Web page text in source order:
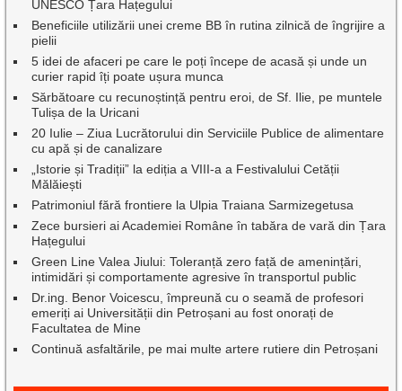
UNESCO Țara Hațegului
Beneficiile utilizării unei creme BB în rutina zilnică de îngrijire a
pielii
5 idei de afaceri pe care le poți începe de acasă și unde un
curier rapid îți poate ușura munca
Sărbătoare cu recunoștință pentru eroi, de Sf. Ilie, pe muntele
Tulișa de la Uricani
20 Iulie – Ziua Lucrătorului din Serviciile Publice de alimentare
cu apă și de canalizare
„Istorie și Tradiții” la ediția a VIII-a a Festivalului Cetății
Mălăiești
Patrimoniul fără frontiere la Ulpia Traiana Sarmizegetusa
Zece bursieri ai Academiei Române în tabăra de vară din Țara
Hațegului
Green Line Valea Jiului: Toleranță zero față de amenințări,
intimidări și comportamente agresive în transportul public
Dr.ing. Benor Voicescu, împreună cu o seamă de profesori
emeriți ai Universității din Petroșani au fost onorați de
Facultatea de Mine
Continuă asfaltările, pe mai multe artere rutiere din Petroșani